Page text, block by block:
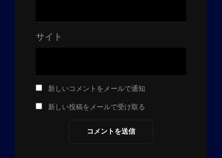
サイト
新しいコメントをメールで通知
新しい投稿をメールで受け取る